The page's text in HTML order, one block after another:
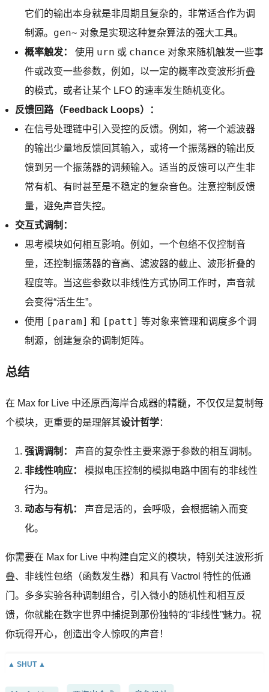
它们的输出本身就是非周期且复杂的，非常适合作为调
制源。 gen~ 对象是实现这种复杂算法的强大工具。
概率触发：
使用 urn 或 chance 对象来随机触发一些事
件或改变一些参数，例如，以一定的概率改变波形折叠
的模式，或者让某个 LFO 的速率发生随机变化。
反馈回路（Feedback Loops）：
在信号处理链中引入受控的反馈。例如，将一个滤波器
的输出少量地反馈回其输入，或将一个振荡器的输出反
馈到另一个振荡器的调频输入。适当的反馈可以产生非
常有机、有时甚至是不稳定的复杂音色。注意控制反馈
量，避免声音失控。
交互式调制：
思考模块如何相互影响。例如，一个包络不仅控制音
量，还控制振荡器的音高、滤波器的截止、波形折叠的
程度等。当这些参数以非线性方式协同工作时，声音就
会变得“活生生”。
使用 [param] 和 [patt] 等对象来管理和调度多个调
制源，创建复杂的调制矩阵。
总结
在 Max for Live 中还原西海岸合成器的精髓，不仅仅是复制每
个模块，更重要的是理解其设计哲学：
强调调制：
声音的复杂性主要来源于参数的相互调制。
非线性响应：
模拟电压控制的模拟电路中固有的非线性
行为。
动态与有机：
声音是活的，会呼吸，会根据输入而变
化。
你需要在 Max for Live 中构建自定义的模块，特别关注波形折
叠、非线性包络（函数发生器）和具有 Vactrol 特性的低通
门。多多实验各种调制组合，引入微小的随机性和相互反
馈，你就能在数字世界中捕捉到那份独特的“非线性”魅力。祝
你玩得开心，创造出令人惊叹的声音！